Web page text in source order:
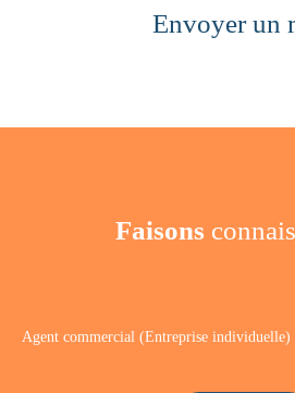
Envoyer un
Faisons
Agent commercial (Entreprise individuelle)